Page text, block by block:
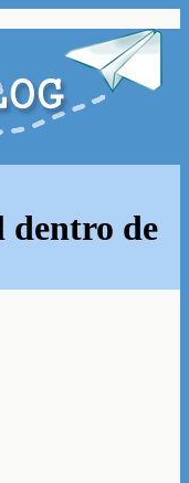
dentro de